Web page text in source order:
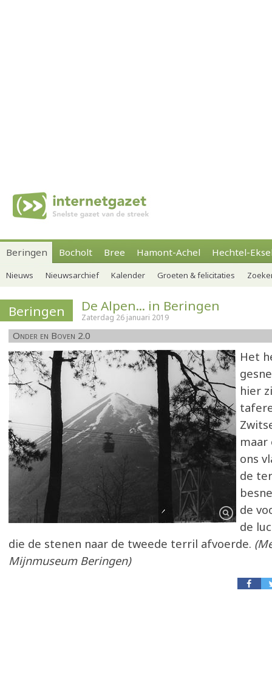
Beringen Bocholt Bree Hamont-Achel Hechtel-
Nieuws Nieuwsarchief Kalender Groeten & felicitaties
Beringen De Alpen... in Beringen
Zaterdag 26 januari 2019
Onder en Boven 2.0
Het
hier
ons
de
de
de
die de stenen naar de tweede terril afvoerde.
Mijnmuseum Beringen)